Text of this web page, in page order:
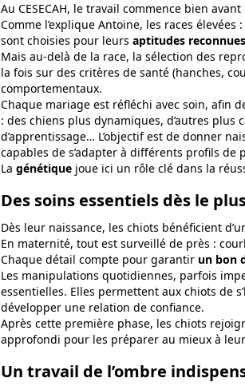
Au CESECAH, le travail commence bien
Comme l’explique Antoine, les races
sont choisies pour leurs aptitudes reconnues
Mais au-delà de la race, la sélection des
la fois sur des critères de santé (hanches,
comportementaux.
Chaque mariage est réfléchi avec soin, afin
: des chiens plus dynamiques, d’autres plus
d’apprentissage… L’objectif est de donner
capables de s’adapter à différents profils de
La génétique joue ici un rôle clé dans la
Des soins essentiels dès le
Dès leur naissance, les chiots bénéficient
En maternité, tout est surveillé de près :
Chaque détail compte pour garantir un bon
Les manipulations quotidiennes, parfois
essentielles. Elles permettent aux chiots de
développer une relation de confiance.
Après cette première phase, les chiots
approfondi pour les préparer au mieux à
Un travail de l’ombre